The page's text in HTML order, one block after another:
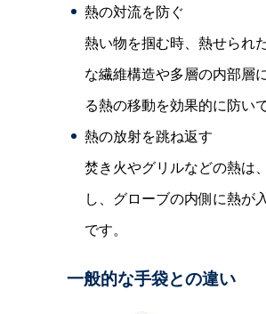
熱の対流を防ぐ
熱い物を掴む時、熱せられ
な繊維構造や多層の内部層
る熱の移動を効果的に防い
熱の放射を跳ね返す
焚き火やグリルなどの熱は
し、グローブの内側に熱が
です。
一般的な手袋との違い